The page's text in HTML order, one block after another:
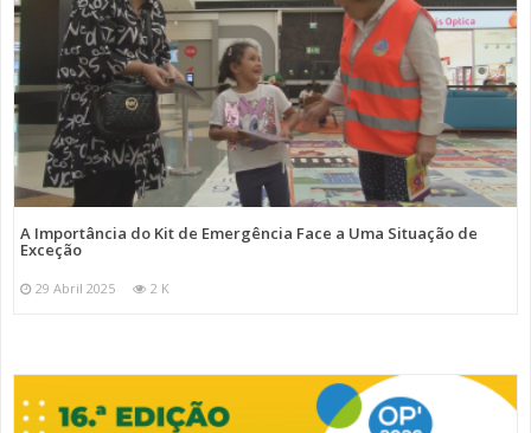
A Importância do Kit de Emergência Face a Uma Situação de
Exceção
29 Abril 2025 2 K